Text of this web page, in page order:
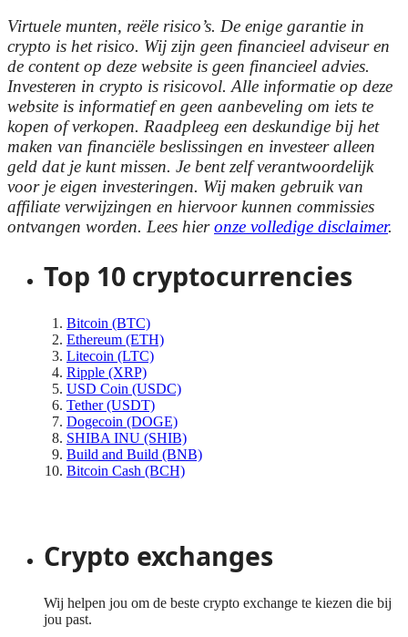
Virtuele munten, reële risico’s. De enige garantie in
crypto is het risico. Wij zijn geen financieel adviseur en
de content op deze website is geen financieel advies.
Investeren in crypto is risicovol. Alle informatie op deze
website is informatief en geen aanbeveling om iets te
kopen of verkopen. Raadpleeg een deskundige bij het
maken van financiële beslissingen en investeer alleen
geld dat je kunt missen. Je bent zelf verantwoordelijk
voor je eigen investeringen. Wij maken gebruik van
affiliate verwijzingen en hiervoor kunnen commissies
ontvangen worden. Lees hieronze volledige disclaimer.
Top 10 cryptocurrencies
Bitcoin (BTC)
Ethereum (ETH)
Litecoin (LTC)
Ripple (XRP)
USD Coin (USDC)
Tether (USDT)
Dogecoin (DOGE)
SHIBA INU (SHIB)
Build and Build (BNB)
Bitcoin Cash (BCH)
Crypto exchanges
Wij helpen jou om de beste crypto exchange te kiezen die bij
jou past.